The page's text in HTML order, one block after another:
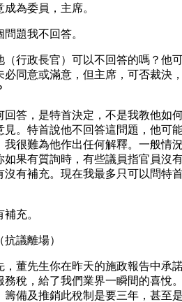
為委員，主席。
題我不回答。
（行政長官）可以不回答的嗎？他
必同意或滿意，但主席，可否裁決
回答，是特首決定，不是我教他如
見。特首說他不回答這問題，他可
我很難為他作出任何解釋。一般情
如果有質詢時，有些議員指官員沒
沒有補充。現在我最多只可以問特
充。
議離場）
，董先生你在昨天的施政報告中承
務稅，給了我們業界一瞬間的喜悅
籌備及推銷此稅制是要三年，甚至